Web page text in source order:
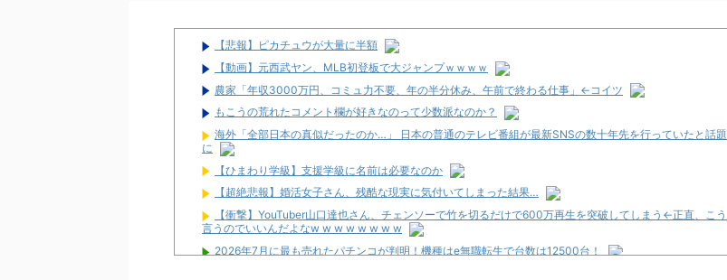
【悲報】ピカチュウが大量に半額
【動画】元西武ヤン、MLB初登板で大ジャンプｗｗｗｗ
農家「年収3000万円、コミュ力不要、年の半分休み、午前で終わる仕事」←コイツ
もこうの荒れたコメント欄が好きなのって少数派なのか？
海外「全部日本の真似だったのか…」 日本の普通のテレビ番組が最新SNSの数十年先を行っていたと話題
に
【ひまわり学級】支援学級に名前は必要なのか
【超絶悲報】婚活女子さん、残酷な現実に気付いてしまった結果…
【衝撃】YouTuber山口達也さん、チェンソーで竹を切るだけで600万再生を突破してしまう←正直、こう
言うのでいいんだよなw w w w w w w w
2026年7月に最も売れたパチンコが判明！機種はe無職転生で台数は12500台！